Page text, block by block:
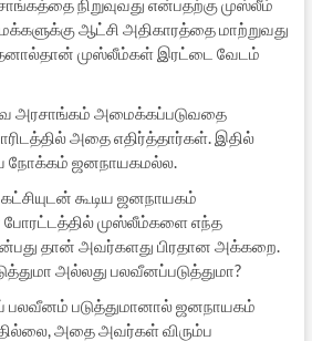
நிறுவுவது என்பதற்கு முஸ்லீம்
ஆட்சி அதிகாரத்தை மாற்றுவது
முஸ்லீம்கள் இரட்டை வேடம்
அரசாங்கம் அமைக்கப்படுவதை
அதை எதிர்த்தார்கள். இதில்
நோக்கம் ஜனநாயகமல்ல.
கூடிய ஜனநாயகம்
போரட்டத்தில் முஸ்லீம்களை எந்த
தான் அவர்களது பிரதான அக்கறை.
அல்லது பலவீனப்படுத்துமா?
படுத்துமானால் ஜனநாயகம்
அதை அவர்கள் விரும்ப